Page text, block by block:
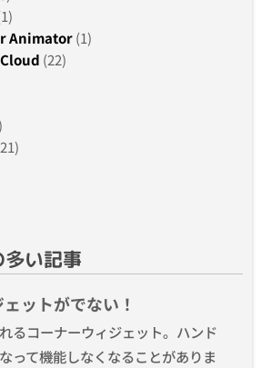
Animator(1)
(22)
い記事
ットがでない！
るコーナーウィジェット。ハンド
って機能しなくなることがありま